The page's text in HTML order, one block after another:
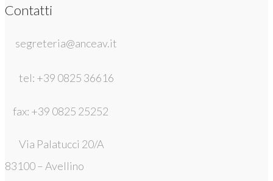
Contatti
segreteria@anceav.it
tel: +39 0825 36616
fax: +39 0825 25252
Via Palatucci 20/A
83100 – Avellino